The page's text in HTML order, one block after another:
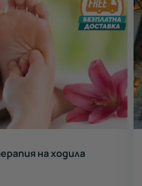
на ходила